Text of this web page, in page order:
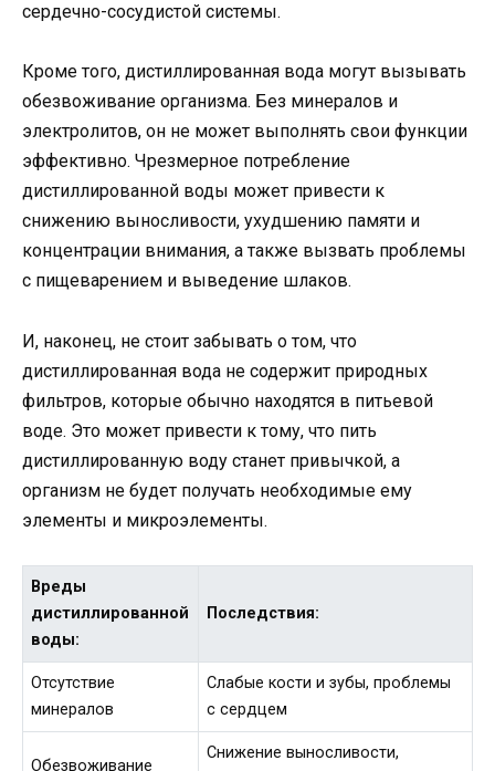
сердечно-сосудистой системы.
Кроме того, дистиллированная вода могут вызывать
обезвоживание организма. Без минералов и
электролитов, он не может выполнять свои функции
эффективно. Чрезмерное потребление
дистиллированной воды может привести к
снижению выносливости, ухудшению памяти и
концентрации внимания, а также вызвать проблемы
с пищеварением и выведение шлаков.
И, наконец, не стоит забывать о том, что
дистиллированная вода не содержит природных
фильтров, которые обычно находятся в питьевой
воде. Это может привести к тому, что пить
дистиллированную воду станет привычкой, а
организм не будет получать необходимые ему
элементы и микроэлементы.
Вреды
дистиллированной
воды:
Последствия:
Отсутствие
минералов
Слабые кости и зубы, проблемы
с сердцем
Обезвоживание
Снижение выносливости,